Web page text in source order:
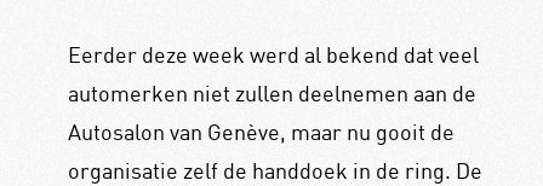
Eerder deze week werd al bekend dat veel
automerken niet zullen deelnemen aan de
Autosalon van Genève, maar nu gooit de
organisatie zelf de handdoek in de ring. De